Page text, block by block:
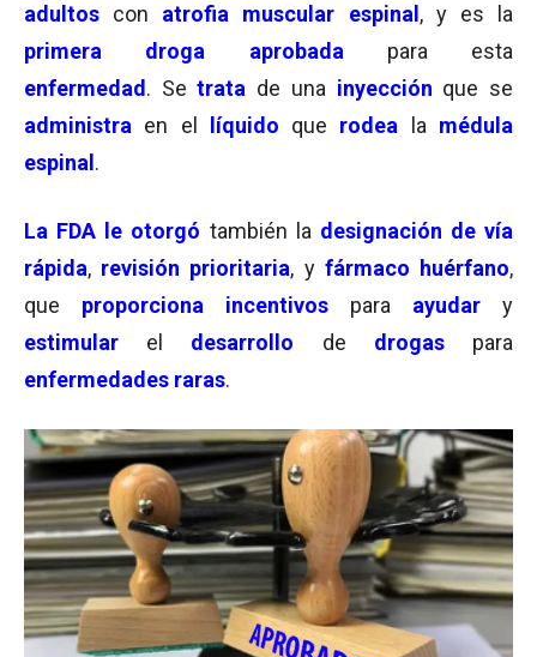
adultos con atrofia muscular espinal , y es la
primera droga aprobada para esta
enfermedad . Setrata de una inyección que se
administra en el líquido que rodea la médula
espinal .
La FDA le otorgó también la designación de vía
rápida, revisión prioritaria, y fármaco huérfano,
que proporciona incentivos para ayudar
y
estimular
el desarrollo de drogas para
enfermedades raras.